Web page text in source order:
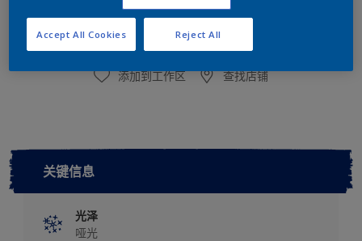
4.89升
计算
添加到工作区 查找店铺
关键信息
光泽
哑光
Reject All
Accept All Cookies